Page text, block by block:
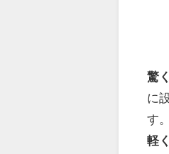
驚
に
す。
軽